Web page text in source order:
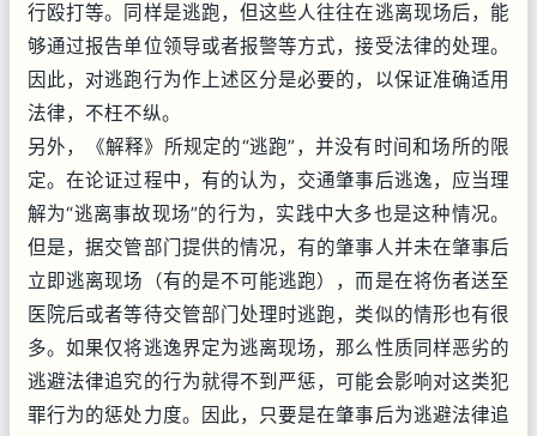
行殴打等。同样是逃跑，但这些人往往在逃离现场后，能
够通过报告单位领导或者报警等方式，接受法律的处理。
因此，对逃跑行为作上述区分是必要的，以保证准确适用
法律，不枉不纵。
另外，《解释》所规定的“逃跑”，并没有时间和场所的限
定。在论证过程中，有的认为，交通肇事后逃逸，应当理
解为“逃离事故现场”的行为，实践中大多也是这种情况。
但是，据交管部门提供的情况，有的肇事人并未在肇事后
立即逃离现场（有的是不可能逃跑），而是在将伤者送至
医院后或者等待交管部门处理时逃跑，类似的情形也有很
多。如果仅将逃逸界定为逃离现场，那么性质同样恶劣的
逃避法律追究的行为就得不到严惩，可能会影响对这类犯
罪行为的惩处力度。因此，只要是在肇事后为逃避法律追